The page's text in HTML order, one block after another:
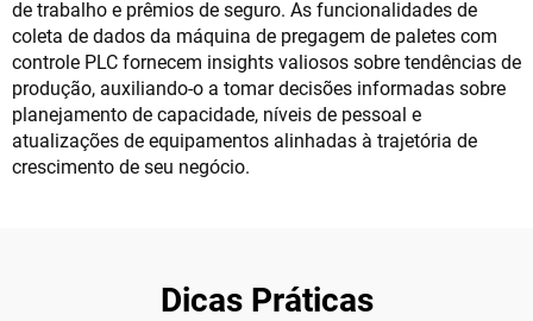
de trabalho e prêmios de seguro. As funcionalidades de
coleta de dados da máquina de pregagem de paletes com
controle PLC fornecem insights valiosos sobre tendências de
produção, auxiliando-o a tomar decisões informadas sobre
planejamento de capacidade, níveis de pessoal e
atualizações de equipamentos alinhadas à trajetória de
crescimento de seu negócio.
Dicas Práticas